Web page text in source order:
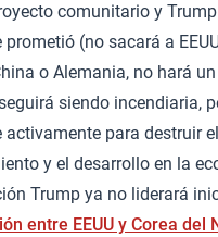
comunitario y
(no sacará a
o Alemania, no hará
siendo incendiaria,
activamente para destruir el
y el desarrollo en la
Trump ya no liderará
entre EEUU y Corea del